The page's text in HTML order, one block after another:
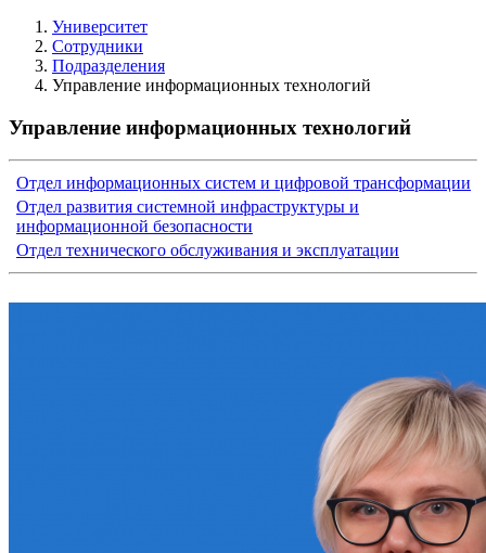
Университет
Сотрудники
Подразделения
Управление информационных технологий
Управление информационных технологий
Отдел информационных систем и цифровой трансформации
Отдел развития системной инфраструктуры и
информационной безопасности
Отдел технического обслуживания и эксплуатации